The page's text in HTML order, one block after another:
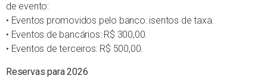
de evento:
• Eventos promovidos pelo banco: isentos de taxa.
• Eventos de bancários: R$ 300,00.
• Eventos de terceiros: R$ 500,00.
Reservas para 2026